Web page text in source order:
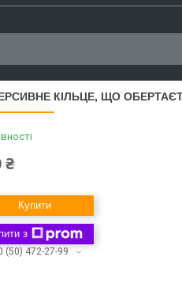
КІЛЬЦЕ, ЩО
₴
Купити
з
(50) 472-27-99